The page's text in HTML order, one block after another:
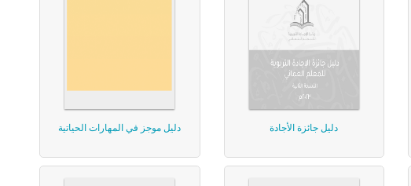
دليل جائزة الأجادة دليل موجز في المهارات الحياتية